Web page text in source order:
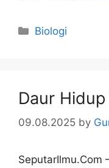
Categories
Biologi
Daur
09.08.2025 by
SeputarIlmu.Com